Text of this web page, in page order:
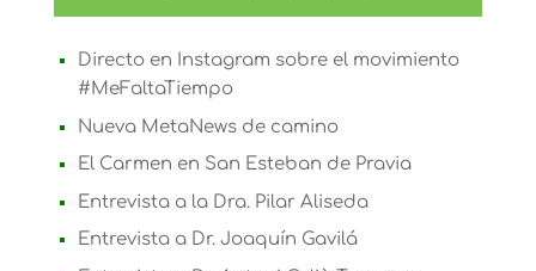
Directo en Instagram sobre el movimiento
#MeFaltaTiempo
Nueva MetaNews de camino
El Carmen en San Esteban de Pravia
Entrevista a la Dra. Pilar Aliseda
Entrevista a Dr. Joaquín Gavilá